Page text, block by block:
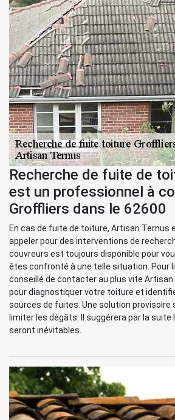
Recherche de fuite de
est un professionnel à
Groffliers dans le 62600
En cas de fuite de toiture, Artisan Ternus
appeler pour des interventions de
couvreurs est toujours disponible pour
êtes confronté à une telle situation. Pour
conseillé de contacter au plus vite Artisan
pour diagnostiquer votre toiture et
sources de fuites. Une solution provisoire
limiter les dégâts. Il suggérera par la suite
seront inévitables.